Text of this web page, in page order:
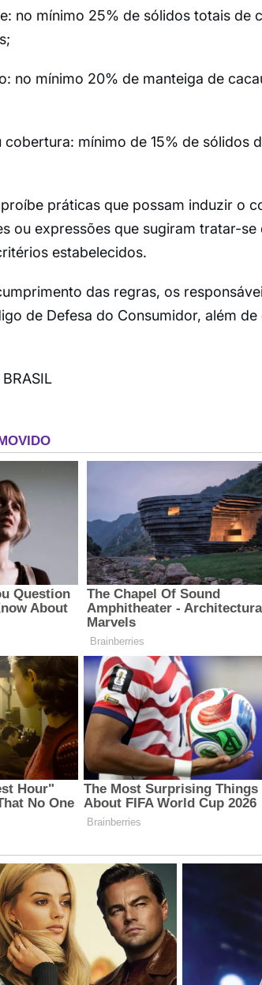
no mínimo 25% de sólidos totais de
no mínimo 20% de manteiga de
mínimo de 15% de sólidos
práticas que possam induzir o
ou expressões que sugiram tratar-
estabelecidos.
das regras, os
de Defesa do Consumidor, além